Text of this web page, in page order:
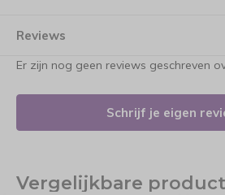
Reviews
Er zijn nog geen reviews geschreven
Schrijf je eigen
Vergelijkbare